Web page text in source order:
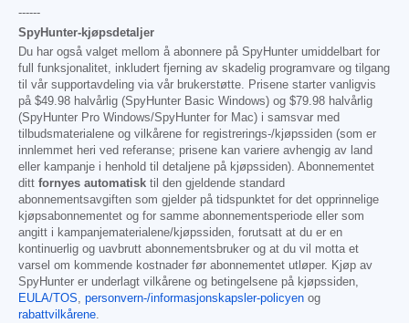
------
SpyHunter-kjøpsdetaljer
Du har også valget mellom å abonnere på SpyHunter umiddelbart for
full funksjonalitet, inkludert fjerning av skadelig programvare og tilgang
til vår supportavdeling via vår brukerstøtte. Prisene starter vanligvis
på $49.98 halvårlig (SpyHunter Basic Windows) og $79.98 halvårlig
(SpyHunter Pro Windows/SpyHunter for Mac) i samsvar med
tilbudsmaterialene og vilkårene for registrerings-/kjøpssiden (som er
innlemmet heri ved referanse; prisene kan variere avhengig av land
eller kampanje i henhold til detaljene på kjøpssiden). Abonnementet
ditt fornyes automatisk til den gjeldende standard
abonnementsavgiften som gjelder på tidspunktet for det opprinnelige
kjøpsabonnementet og for samme abonnementsperiode eller som
angitt i kampanjematerialene/kjøpssiden, forutsatt at du er en
kontinuerlig og uavbrutt abonnementsbruker og at du vil motta et
varsel om kommende kostnader før abonnementet utløper. Kjøp av
SpyHunter er underlagt vilkårene og betingelsene på kjøpssiden,
EULA/TOS, personvern-/informasjonskapsler-policyen og
rabattvilkårene.